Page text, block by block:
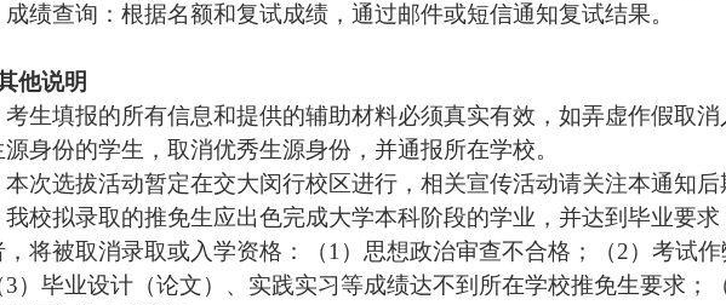
成绩查询：根据名额和复试成绩，通过邮件或短信通知复试结果。
他说明
考生填报的所有信息和提供的辅助材料必须真实有效，如弄虚作假取
源身份的学生，取消优秀生源身份，并通报所在学校。
本次选拔活动暂定在交大闵行校区进行，相关宣传活动请关注本通知后
我校拟录取的推免生应出色完成大学本科阶段的学业，并达到毕业要
，将被取消录取或入学资格：（1）思想政治审查不合格；（2）考试
3）毕业设计（论文）、实践实习等成绩达不到所在学校推免生要求；